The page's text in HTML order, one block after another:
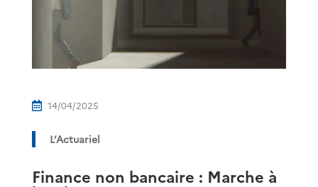
 14/04/2025
L’Actuariel
Finance non bancaire : Marche à